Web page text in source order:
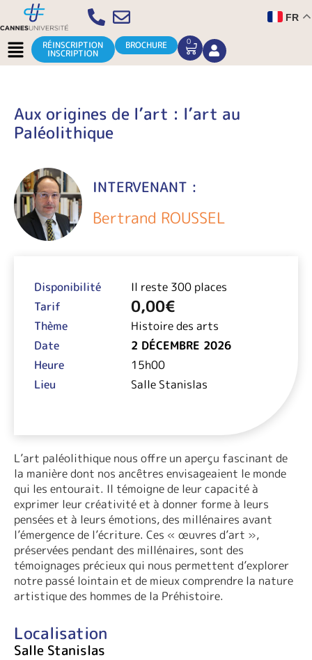
Aller
au
contenu
FR
Menu RÉINSCRIPTION
INSCRIPTION
BROCHURE 0
CART
Aux origines de l’art : l’art au
Paléolithique
INTERVENANT :
Bertrand ROUSSEL
Disponibilité
Il reste 300 places
Tarif
0,00€
Thème
Histoire des arts
Date
2 DÉCEMBRE 2026
Heure
15h00
Lieu
Salle Stanislas
L’art paléolithique nous offre un aperçu fascinant de
la manière dont nos ancêtres envisageaient le monde
qui les entourait. Il témoigne de leur capacité à
exprimer leur créativité et à donner forme à leurs
pensées et à leurs émotions, des millénaires avant
l’émergence de l’écriture. Ces « œuvres d’art »,
préservées pendant des millénaires, sont des
témoignages précieux qui nous permettent d’explorer
notre passé lointain et de mieux comprendre la nature
artistique des hommes de la Préhistoire.
Localisation
Salle Stanislas